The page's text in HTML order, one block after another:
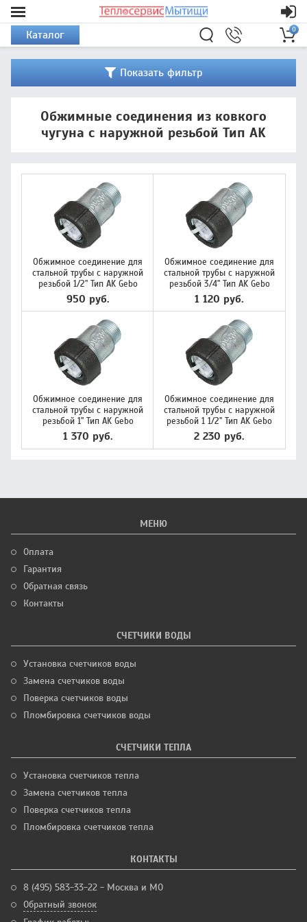
Каталог 0
Показать фильтр
Обжимные соединения из ковкого
чугуна с наружной резьбой Тип AK
Обжимное соединение для
стальной трубы с наружной
резьбой 1/2" Тип AK Gebo
950 руб.
Обжимное соединение для
стальной трубы с наружной
резьбой 3/4" Тип AK Gebo
1 120 руб.
Обжимное соединение для
стальной трубы с наружной
резьбой 1" Тип AK Gebo
1 370 руб.
Обжимное соединение для
стальной трубы с наружной
резьбой 1 1/2" Тип AK Gebo
2 230 руб.
МЕНЮ
Оплата
Гарантия
Обратная связь
Контакты
СЧЕТЧИКИ ВОДЫ
Установка счетчиков воды
Замена счетчиков воды
Поверка счетчиков воды
Пломбировка счетчиков воды
СЧЕТЧИКИ ТЕПЛА
Установка счетчиков тепла
Замена счетчиков тепла
Поверка счетчиков тепла
Пломбировка счетчиков тепла
КОНТАКТЫ
8 (495) 583-33-22 - Москва и МО
Обратный звонок